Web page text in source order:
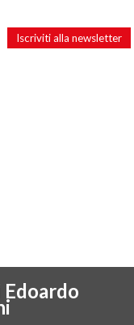
Edoardo